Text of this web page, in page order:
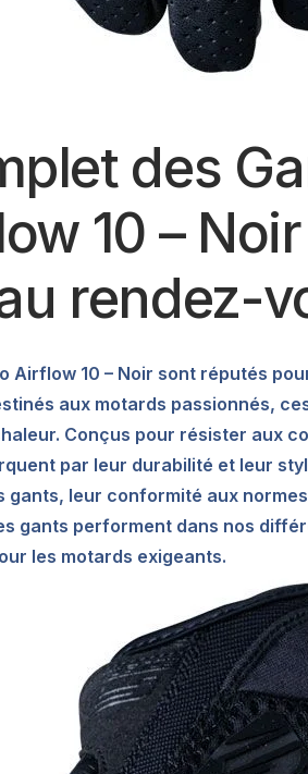
des
10 –
rendez-
Airflow 10 – Noir sont réputés
aux motards passionnés,
Conçus pour résister aux
par leur durabilité et leur
leur conformité aux
gants performent dans nos
les motards exigeants.